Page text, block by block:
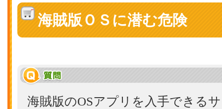
海賊版ＯＳに潜む危険
海賊版のOSアプリを入手できる